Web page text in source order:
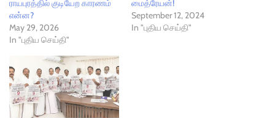
ராயபுரத்தில் குடியேற காரணம்
என்ன?
May 29, 2026
In "புதிய செய்தி"
மைத்ரேயன்!
September 12, 2024
In "புதிய செய்தி"